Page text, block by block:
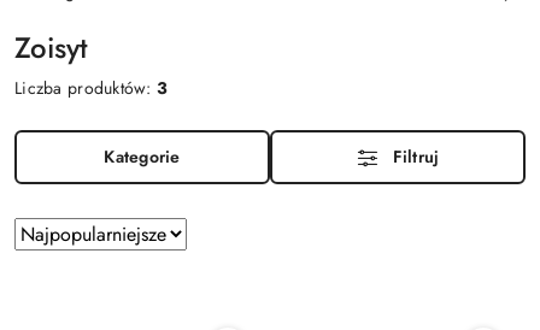
Zoisyt
Liczba produktów:3
Kategorie Filtruj
Zastosowano
sortowanie:
Sortuj
według